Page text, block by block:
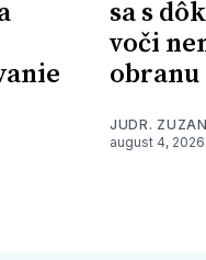
sa s
voči
obranu
JUDR.
august 4, 2026